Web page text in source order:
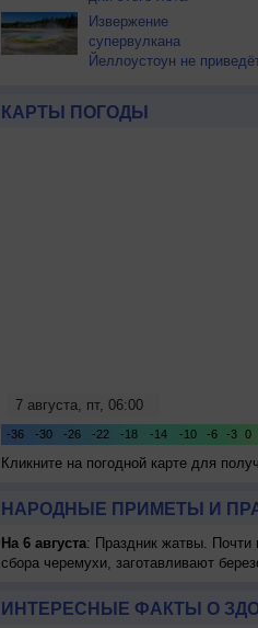
Извержение
супервулкана
Йеллоустоун не
КАРТЫ ПОГОДЫ
Кликните на погодной карте для
НАРОДНЫЕ ПРИМЕТЫ И
На 6 августа: Праздник жатвы. Почти
сбора черемухи, заготавливают
ИНТЕРЕСНЫЕ ФАКТЫ О